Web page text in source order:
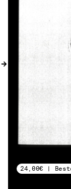
24,00€ |